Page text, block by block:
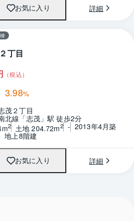
お気に入り 詳細
1 / 0
丁目
（税込）
3.98%
茂２丁目
北線「志茂」駅 徒歩2分
2 土地 204.72m2 - 2013年4月築
地上8階建
お気に入り 詳細